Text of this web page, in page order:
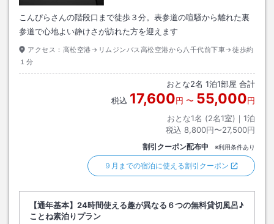
こんぴらさんの階段口まで徒歩３分。表参道の喧騒から離れた裏
参道で心地よい静けさが訪れた方を迎えます
アクセス： 高松空港→リムジンバス高松空港から八千代前下車→徒歩約
１分
おとな2名 1泊1部屋 合計
税込 17,600円 〜 55,000円
おとな1名 (2名1室)｜ 1泊
税込 8,800円〜27,500円
割引クーポン配布中 ※利用条件あり
９月までの宿泊に使える割引クーポン
【通年基本】24時間使える趣が異なる６つの無料貸切風呂♪
ことね素泊りプラン